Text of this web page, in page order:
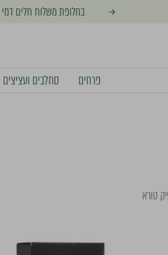
הקודם בחלופת משלוח חלים דמי משלוח מינימליים בסך 30 ₪ להזמנה.
פרחים סחלבים ועציצים
טורא